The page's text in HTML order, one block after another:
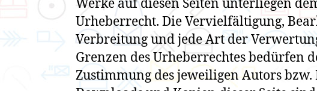
Werke auf diesen Seiten unterliegen
Urheberrecht. Die Vervielfältigung,
Verbreitung und jede Art der
Grenzen des Urheberrechtes bedürfen
Zustimmung des jeweiligen Autors bzw.